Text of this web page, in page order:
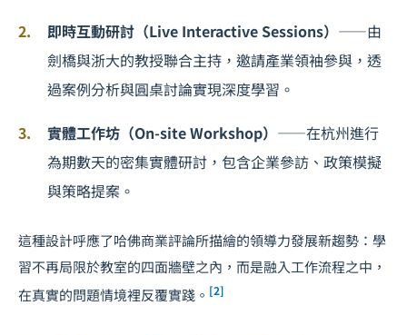
即時互動研討（Live Interactive Sessions） ——由
劍橋與浙大的教授聯合主持，邀請產業領袖參與，透
過案例分析與圓桌討論實現深度學習。
實體工作坊（On-site Workshop） ——在杭州進行
為期數天的密集實體研討，包含企業參訪、政策模擬
與策略提案。
這種設計呼應了哈佛商業評論所描繪的領導力發展新趨勢：學
習不再局限於教室的四面牆壁之內，而是融入工作流程之中，
在真實的問題情境裡反覆實踐。 [2]